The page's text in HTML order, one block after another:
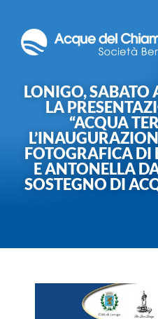
LONIGO, SABATO
LA
“ACQUA
FOTOGRAFICA DI
E ANTONELLA
SOSTEGNO DI